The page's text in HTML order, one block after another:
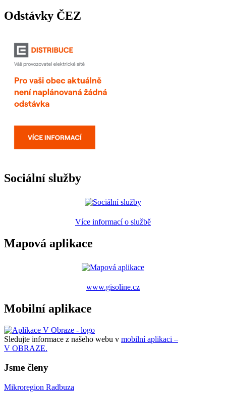
Odstávky ČEZ
Sociální služby
Více informací o službě
Mapová aplikace
www.gisoline.cz
Mobilní aplikace
Sledujte informace z našeho webu v mobilní aplikaci –
V OBRAZE.
Jsme členy
Mikroregion Radbuza